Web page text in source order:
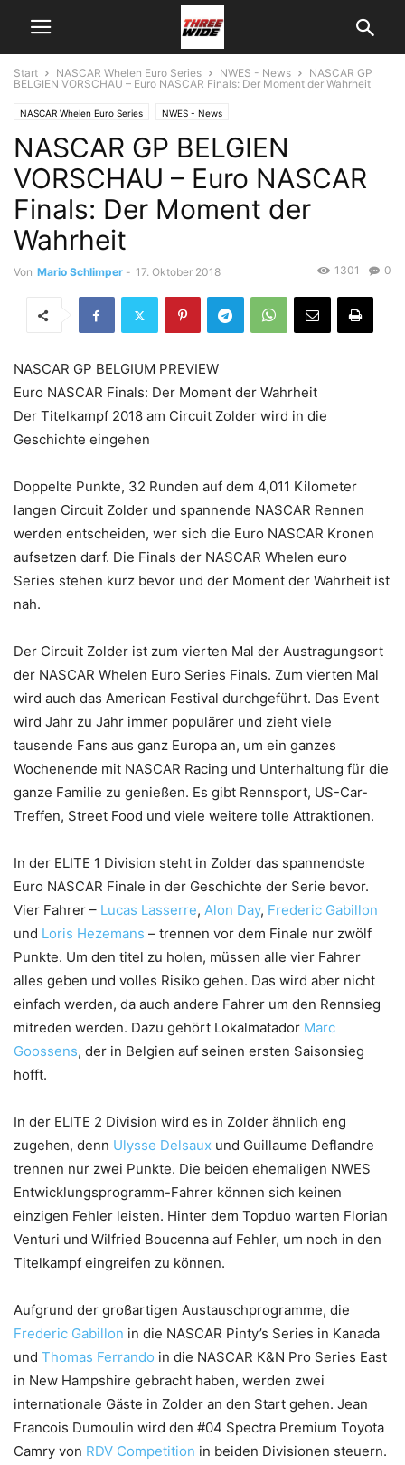
Start NASCAR Whelen Euro Series NWES - News
NASCAR GP
BELGIEN VORSCHAU – Euro NASCAR Finals: Der Moment der Wahrheit
NASCAR Whelen Euro Series NWES - News
NASCAR GP BELGIEN
VORSCHAU – Euro NASCAR
Finals: Der Moment der
Wahrheit
Von Mario Schlimper - 17. Oktober 2018 0
1301
NASCAR GP BELGIUM PREVIEW
Euro NASCAR Finals: Der Moment der Wahrheit
Der Titelkampf 2018 am Circuit Zolder wird in die
Geschichte eingehen
Doppelte Punkte, 32 Runden auf dem 4,011 Kilometer
langen Circuit Zolder und spannende NASCAR Rennen
werden entscheiden, wer sich die Euro NASCAR Kronen
aufsetzen darf. Die Finals der NASCAR Whelen euro
Series stehen kurz bevor und der Moment der Wahrheit ist
nah.
Der Circuit Zolder ist zum vierten Mal der Austragungsort
der NASCAR Whelen Euro Series Finals. Zum vierten Mal
wird auch das American Festival durchgeführt. Das Event
wird Jahr zu Jahr immer populärer und zieht viele
tausende Fans aus ganz Europa an, um ein ganzes
Wochenende mit NASCAR Racing und Unterhaltung für die
ganze Familie zu genießen. Es gibt Rennsport, US-Car-
Treffen, Street Food und viele weitere tolle Attraktionen.
In der ELITE 1 Division steht in Zolder das spannendste
Euro NASCAR Finale in der Geschichte der Serie bevor.
Vier Fahrer – Lucas Lasserre, Alon Day, Frederic Gabillon
und Loris Hezemans – trennen vor dem Finale nur zwölf
Punkte. Um den titel zu holen, müssen alle vier Fahrer
alles geben und volles Risiko gehen. Das wird aber nicht
einfach werden, da auch andere Fahrer um den Rennsieg
mitreden werden. Dazu gehört Lokalmatador Marc
Goossens, der in Belgien auf seinen ersten Saisonsieg
hofft.
In der ELITE 2 Division wird es in Zolder ähnlich eng
zugehen, denn Ulysse Delsaux und Guillaume Deflandre
trennen nur zwei Punkte. Die beiden ehemaligen NWES
Entwicklungsprogramm-Fahrer können sich keinen
einzigen Fehler leisten. Hinter dem Topduo warten Florian
Venturi und Wilfried Boucenna auf Fehler, um noch in den
Titelkampf eingreifen zu können.
Aufgrund der großartigen Austauschprogramme, die
Frederic Gabillon in die NASCAR Pinty’s Series in Kanada
und Thomas Ferrando in die NASCAR K&N Pro Series East
in New Hampshire gebracht haben, werden zwei
internationale Gäste in Zolder an den Start gehen. Jean
Francois Dumoulin wird den #04 Spectra Premium Toyota
Camry von RDV Competition in beiden Divisionen steuern.